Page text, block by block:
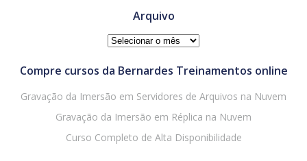
Arquivo
Arquivo
Compre cursos da Bernardes Treinamentos online
Gravação da Imersão em Servidores de Arquivos na Nuvem
Gravação da Imersão em Réplica na Nuvem
Curso Completo de Alta Disponibilidade